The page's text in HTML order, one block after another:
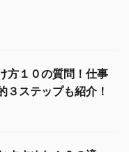
方１０の質問！仕事
３ステップも紹介！